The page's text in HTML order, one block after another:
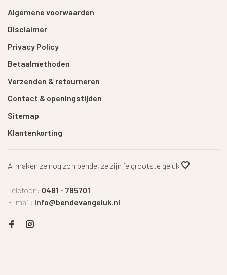
Algemene voorwaarden
Disclaimer
Privacy Policy
Betaalmethoden
Verzenden & retourneren
Contact & openingstijden
Sitemap
Klantenkorting
Al maken ze nog zo'n bende, ze zijn je grootste geluk
Telefoon: 0481 - 785701
E-mail: info@bendevangeluk.nl